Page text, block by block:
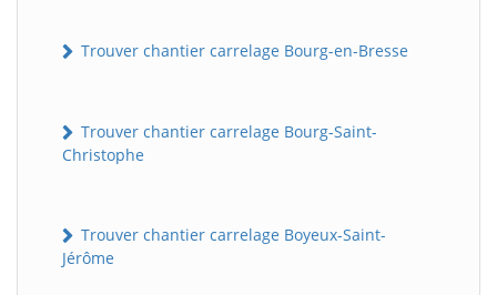
Trouver chantier carrelage Bourg-en-Bresse
Trouver chantier carrelage Bourg-Saint-
Christophe
Trouver chantier carrelage Boyeux-Saint-
Jérôme